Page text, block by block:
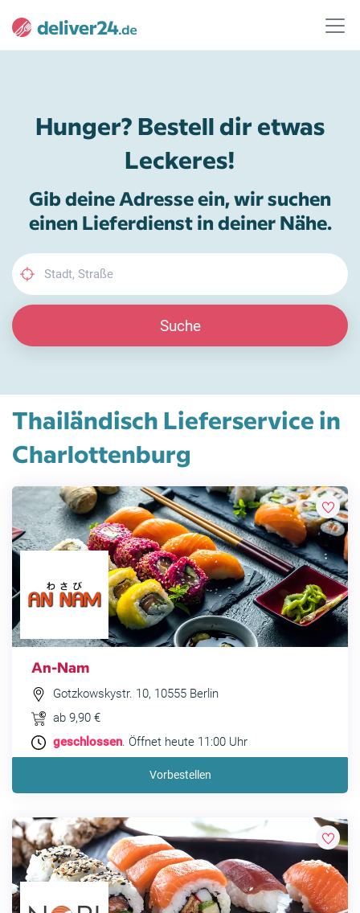
Hunger? Bestell dir etwas
Leckeres!
Gib deine Adresse ein, wir suchen
einen Lieferdienst in deiner Nähe.
Suche
Thailändisch Lieferservice in
Charlottenburg
An-Nam
Gotzkowskystr. 10, 10555 Berlin
ab 9,90 €
geschlossen. Öffnet heute 11:00 Uhr
Vorbestellen